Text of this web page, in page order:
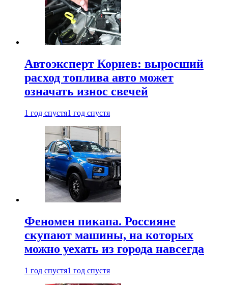
Автоэксперт Корнев: выросший
расход топлива авто может
означать износ свечей
1 год спустя1 год спустя
Феномен пикапа. Россияне
скупают машины, на которых
можно уехать из города навсегда
1 год спустя1 год спустя